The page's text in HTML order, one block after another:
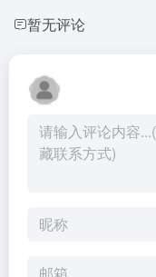
暂无评论